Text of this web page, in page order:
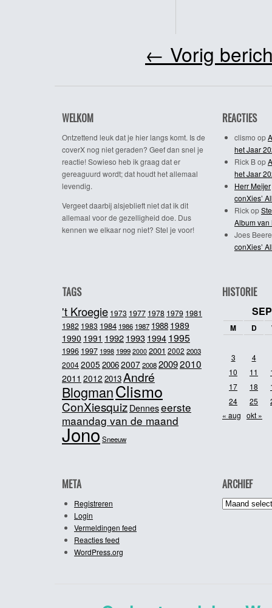
← Vorig
WELKOM
Ontzettend leuk dat je hier langs komt. Is de
coverX nog niet geraden? Geef dan snel je
reactie! Sowieso heb ik graag dat er
gereaguurd wordt; dat houdt het allemaal
levendig.
Vergeet daarbij alsjeblieft niet dat ik dit
allemaal voor de gezelligheid doe. Dus
kennen we elkaar nog niet? Stel je voor!
REACTIES
clismo op
het Jaar
Rick Bop
het Jaar
Herr Meijer
conXies’
Rickop
Album van
Joes
conXies’
TAGS
't Kroegie 1973 1977 1978 1979 1981
1982 1983 1984 1986 1987 1988 1989
1990 1991 19921993 1994 1995
1996 1997 1998 1999 2000 2001 2002 2003
20042005 20062007200820092010
2011 2012 2013André
BlogmanClismo
ConXiesquiz Denneseerste
maandag van de maand
JonoSneeuw
HISTORIE
M D
3
4
10
11
17
18
24
25
« aug okt »
META
Registreren
Login
Vermeldingen feed
Reacties feed
WordPress.org
ARCHIEF
Archief